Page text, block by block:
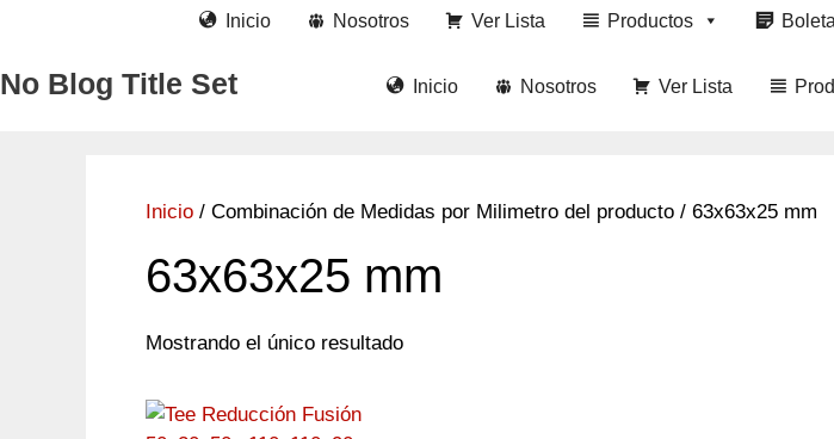
contenido
Inicio Nosotros Ver Lista Productos
No Blog Title Set Inicio Nosotros Ver Lista
Inicio / Combinación de Medidas por Milimetro del producto / 63x63x25 mm
63x63x25 mm
Mostrando el único resultado